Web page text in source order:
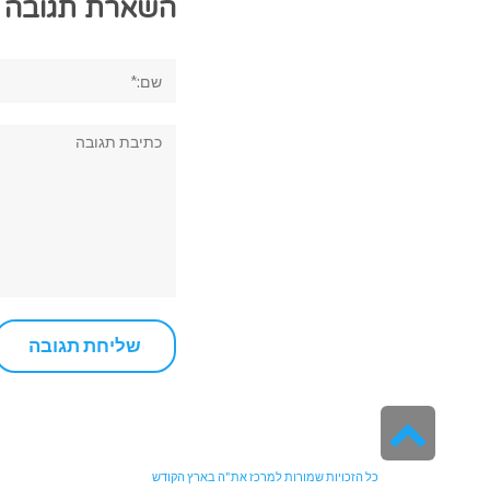
השארת תגובה
כל הזכויות שמורות למרכז את"ה בארץ הקודש
לראש